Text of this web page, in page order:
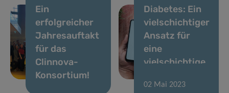
Ein
erfolgreicher
Jahresauftakt
für das
Clinnova-
Konsortium!
Diabetes: Ein
vielschichtiger
Ansatz für
eine
vielschichtige
02 Mai 2023